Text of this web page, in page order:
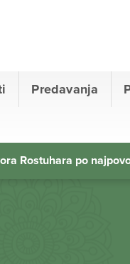
Predavanja
Rostuhara po